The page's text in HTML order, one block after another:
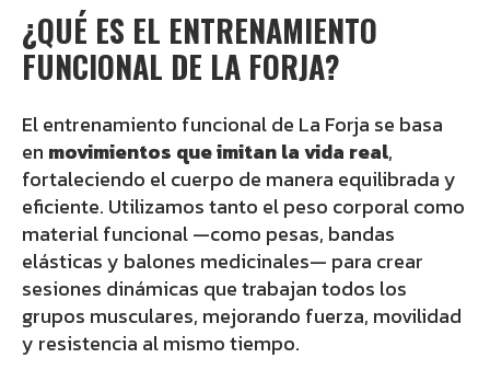
¿QUÉ ES EL ENTRENAMIENTO
FUNCIONAL DE LA FORJA?
El entrenamiento funcional de La Forja se basa
en movimientos que imitan la vida real,
fortaleciendo el cuerpo de manera equilibrada y
eficiente. Utilizamos tanto el peso corporal como
material funcional —como pesas, bandas
elásticas y balones medicinales— para crear
sesiones dinámicas que trabajan todos los
grupos musculares, mejorando fuerza, movilidad
y resistencia al mismo tiempo.